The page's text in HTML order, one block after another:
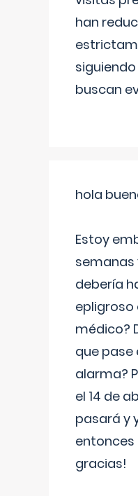
han
buscan
hola
Estoy
semanas
debería
epligroso
médico?
que pase
alarma?
el 14 de
pasará y
entonces
gracias!